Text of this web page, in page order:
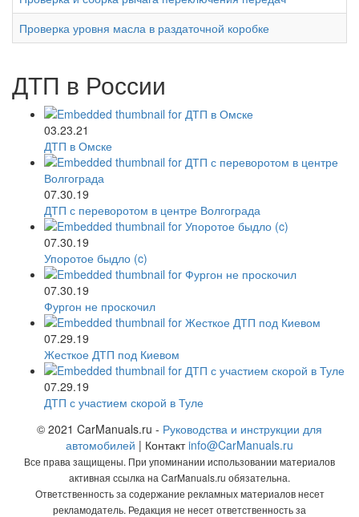
Проверка уровня масла в раздаточной коробке
ДТП в России
03.23.21
ДТП в Омске
07.30.19
ДТП с переворотом в центре Волгограда
07.30.19
Упоротое быдло (c)
07.30.19
Фургон не проскочил
07.29.19
Жесткое ДТП под Киевом
07.29.19
ДТП с участием скорой в Туле
© 2021 CarManuals.ru - Руководства и инструкции для
автомобилей | Контактinfo@CarManuals.ru
Все права защищены. При упоминании использовании материалов
активная ссылка на CarManuals.ru обязательна.
Ответственность за содержание рекламных материалов несет
рекламодатель. Редакция не несет ответственность за